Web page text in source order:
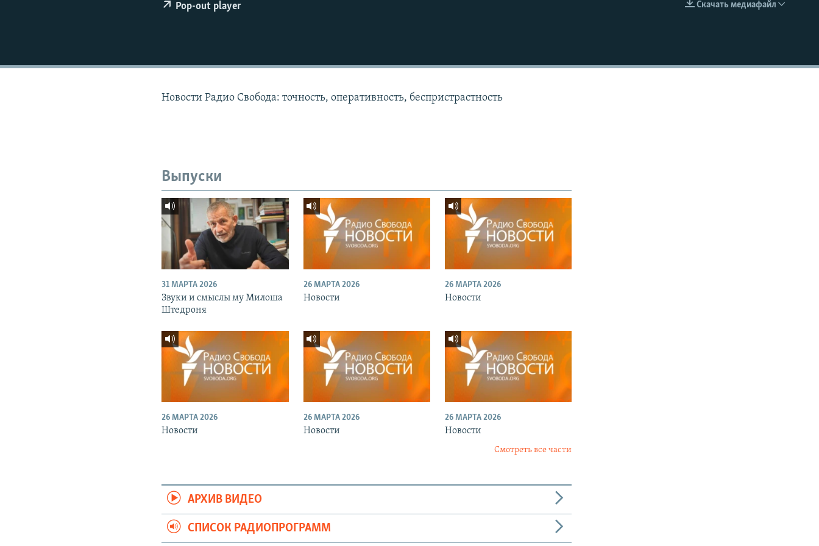
EMBED
Скачать медиафайл
Pop-out player
Новости Радио Свобода: точность, оперативность, беспристрастность
Выпуски
31 МАРТА 2026
Звуки и смыслы му Милоша
Штедроня
26 МАРТА 2026
Новости
26 МАРТА 2026
Новости
26 МАРТА 2026
Новости
26 МАРТА 2026
Новости
26 МАРТА 2026
Новости
Смотреть все части
АРХИВ ВИДЕО
СПИСОК РАДИОПРОГРАММ